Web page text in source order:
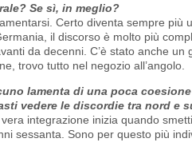
Se sì, in meglio?
Certo diventa sempre più
il discorso è molto più
da decenni. C’è stato anche un
trovo tutto nel negozio all’angolo.
lamenta di una poca
vedere le discordie tra nord e
integrazione inizia quando
sessanta. Sono per questo più